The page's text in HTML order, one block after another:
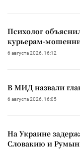
Психолог
курьерам-
6 августа 2026, 16:12
В МИД назвали
6 августа 2026, 16:05
На Украине
Словакию и